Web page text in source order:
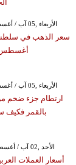
GMT 06:35 2026 الأربعاء ,05 آب / أغسطس
أغسطس/
GMT 11:42 2026 الأربعاء ,05 آب / أغسطس
ارتطام جزء ضخم
بالقمر فكيف
GMT 10:34 2026 الأحد ,02 آب / أغسطس
أسعار العملات